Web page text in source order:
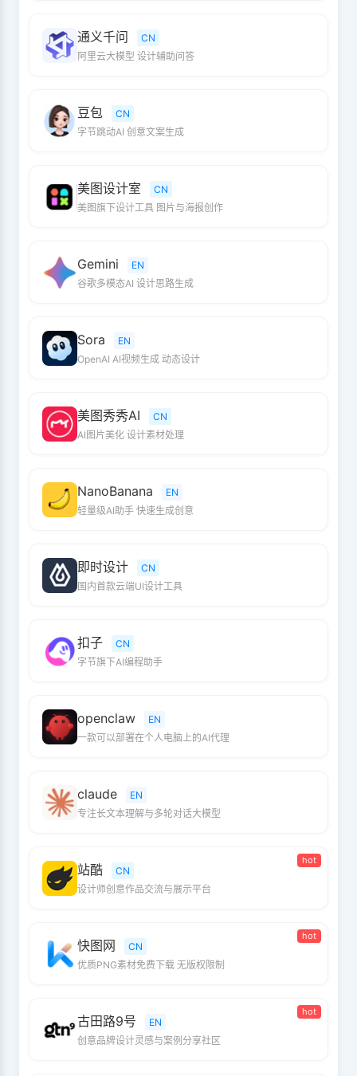
通义千问
CN
阿里云大模型 设计辅助问答
豆包
CN
字节跳动AI 创意文案生成
美图设计室
CN
美图旗下设计工具 图片与海报创作
Gemini
EN
谷歌多模态AI 设计思路生成
Sora
EN
OpenAI AI视频生成 动态设计
美图秀秀AI
CN
AI图片美化 设计素材处理
NanoBanana
EN
轻量级AI助手 快速生成创意
即时设计
CN
国内首款云端UI设计工具
扣子
CN
字节旗下AI编程助手
openclaw
EN
一款可以部署在个人电脑上的AI代理
claude
EN
专注长文本理解与多轮对话大模型
hot
站酷
CN
设计师创意作品交流与展示平台
hot
快图网
CN
优质PNG素材免费下载 无版权限制
hot
古田路9号
EN
创意品牌设计灵感与案例分享社区